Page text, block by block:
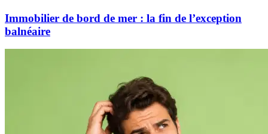
Immobilier de bord de mer : la fin de l’exception
balnéaire